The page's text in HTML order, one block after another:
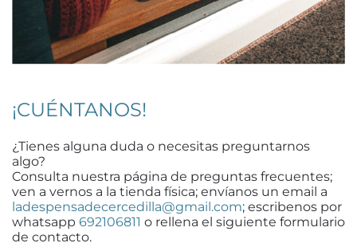
¡CUÉNTANOS!
¿Tienes alguna duda o necesitas preguntarnos
algo?
Consulta nuestra página de preguntas frecuentes;
ven a vernos a la tienda física; envíanos un email a
ladespensadecercedilla@gmail.com; escribenos por
whatsapp 692106811 o rellena el siguiente formulario
de contacto.